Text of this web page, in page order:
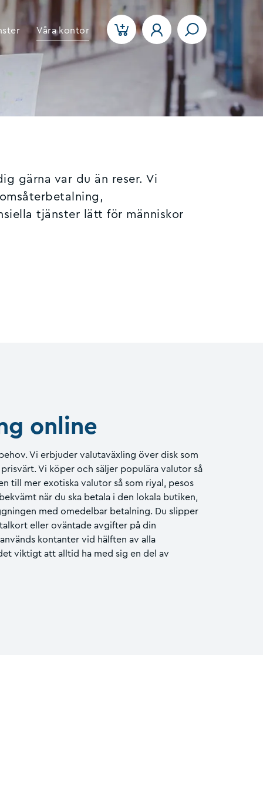
Våra kontor
gärna var du än reser. Vi
tjänster lätt för människor
online
Vi erbjuder valutaväxling över disk som
Vi köper och säljer populära valutor så
till mer exotiska valutor så som riyal, pesos
när du ska betala i den lokala butiken,
med omedelbar betalning. Du slipper
eller oväntade avgifter på din
kontanter vid hälften av alla
viktigt att alltid ha med sig en del av